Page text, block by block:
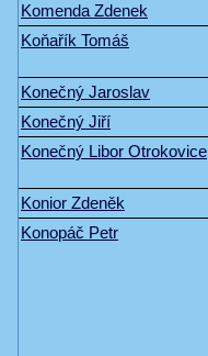
Komenda Zdenek
Koňařík Tomáš
Konečný Jaroslav
Konečný Jiří
Konečný Libor Otrokovice
Konior Zdeněk
Konopáč Petr